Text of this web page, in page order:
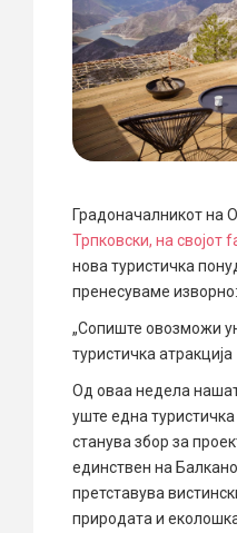
Градоначалникот на
Трпковски, на својот
нова туристичка
пренесуваме изворно:
„Сопиште овозможи
туристичка атракција
Од оваа недела
уште една
станува збор за
единствен на
претставува
природата и